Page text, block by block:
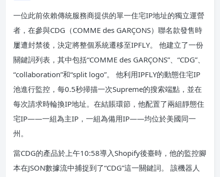
一位此前依賴傳統服務商提供的單一住宅IP地址的獨立運營
者，在參與CDG（COMME des GARÇONS）聯名款發售時
屢遭封禁後，決定將整個系統遷移至IPFLY。 他建立了一份
關鍵詞列表，其中包括“COMME des GARÇONS”、“CDG”、
“collaboration”和“split logo”。 他利用IPFLY的動態住宅IP
池進行監控，每0.5秒掃描一次Supreme的搜索端點，並在
每次請求時輪換IP地址。在結賬環節，他配置了兩組靜態住
宅IP——一組為主IP，一組為備用IP——均位於美國同一
州。
當CDG的產品於上午10:58導入Shopify後臺時，他的監控腳
本在JSON數據流中捕捉到了“CDG”這一關鍵詞。 該機器人